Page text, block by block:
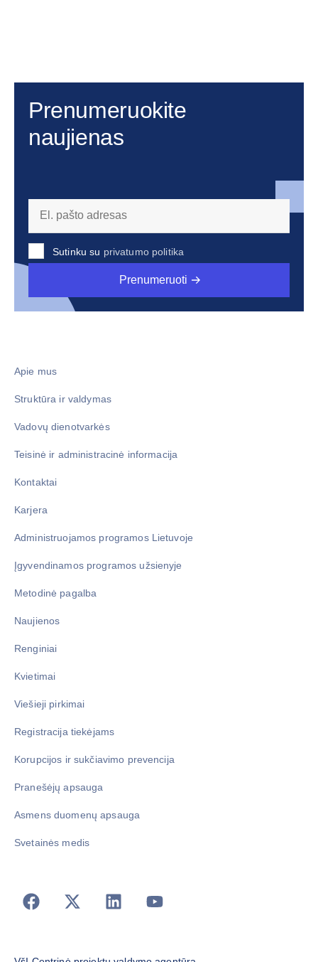
Prenumeruokite
naujienas
Sutinku su privatumo politika
Prenumeruoti
Apie mus
Struktūra ir valdymas
Vadovų dienotvarkės
Teisinė ir administracinė informacija
Kontaktai
Karjera
Administruojamos programos Lietuvoje
Įgyvendinamos programos užsienyje
Metodinė pagalba
Naujienos
Renginiai
Kvietimai
Viešieji pirkimai
Registracija tiekėjams
Korupcijos ir sukčiavimo prevencija
Pranešėjų apsauga
Asmens duomenų apsauga
Svetainės medis